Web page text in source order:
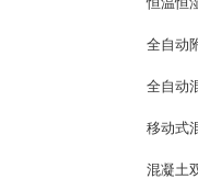
全自动
全自动
移动式
混凝土